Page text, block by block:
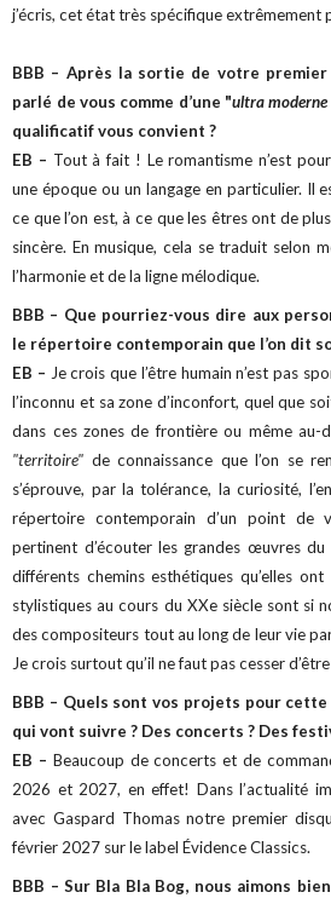
j’écris, cet état très spécifique extrêmement
BBB – Après la sortie de votre premier
parlé de vous comme d’une "ultra
qualificatif vous convient ?
EB – Tout à fait ! Le romantisme n’est
une époque ou un langage en particulier. Il
ce que l’on est, à ce que les êtres ont de
sincère. En musique, cela se traduit selon
l’harmonie et de la ligne mélodique.
BBB – Que pourriez-vous dire aux
le répertoire contemporain que l’on dit
EB – Je crois que l’être humain n’est pas
l’inconnu et sa zone d’inconfort, quel que
dans ces zones de frontière ou même
"territoire" de connaissance que l’on se
s’éprouve, par la tolérance, la curiosité,
répertoire contemporain d’un point de
pertinent d’écouter les grandes œuvres
différents chemins esthétiques qu’elles
stylistiques au cours du XXe siècle sont si
des compositeurs tout au long de leur vie
Je crois surtout qu’il ne faut pas cesser
BBB – Quels sont vos projets pour
qui vont suivre ? Des concerts ? Des
EB – Beaucoup de concerts et de
2026 et 2027, en effet! Dans l’actualité
avec Gaspard Thomas notre premier
février 2027 sur le label Évidence Classics.
BBB – Sur Bla Bla Bog, nous aimons